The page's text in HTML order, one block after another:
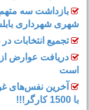
بازداشت سه متهم
شهری شهرداری
تجمیع انتخابات در
دریافت عوارض از
است
آخرین نفس‌های غول